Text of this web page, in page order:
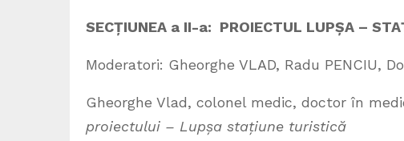
SECȚIUNEA a II-a: PROIECTUL LUPȘA –
Moderatori: Gheorghe VLAD, Radu PENCIU,
Gheorghe Vlad, colonel medic, doctor în
proiectului – Lupșa stațiune turistică